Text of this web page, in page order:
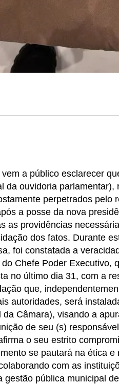
a público esclarecer
da ouvidoria
perpetrados pelo
a posse da nova
as providências
dos fatos. Durante
foi constatada a
Chefe Poder Executivo,
no último dia 31, com a
que,
autoridades, será
Câmara), visando a
de seu (s)
o seu estrito
se pautará na ética
com as
pública municipal